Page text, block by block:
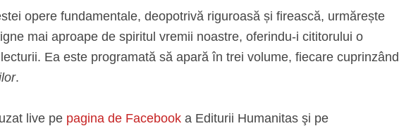
opere fundamentale, deopotrivă riguroasă și firească, urmărește
mai aproape de spiritul vremii noastre, oferindu-i cititorului o
Ea este programată să apară în trei volume, fiecare cuprinzând
.
live pe pagina de Facebook a Editurii Humanitas şi pe